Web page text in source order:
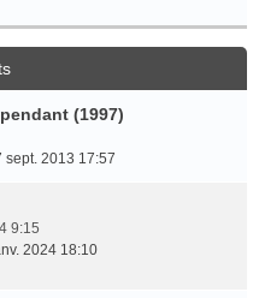
(1997)
sept. 2013 17:57
9:15
2024 18:10